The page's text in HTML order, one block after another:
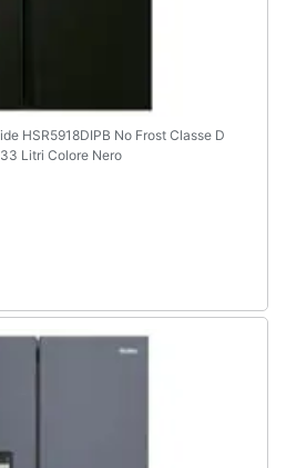
HSR5918DIPB No Frost Classe D
Litri Colore Nero